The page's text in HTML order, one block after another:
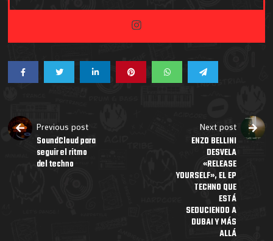
Previous post
SoundCloud para
seguir el ritmo
del techno
Next post
ENZO BELLINI
DESVELA
«RELEASE
YOURSELF», EL EP
TECHNO QUE
ESTÁ
SEDUCIENDO A
DUBAI Y MÁS
ALLÁ